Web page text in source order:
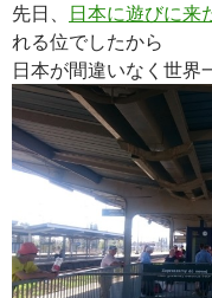
先日、
日本に遊びに来
れる位でしたから
日本が間違いなく世界